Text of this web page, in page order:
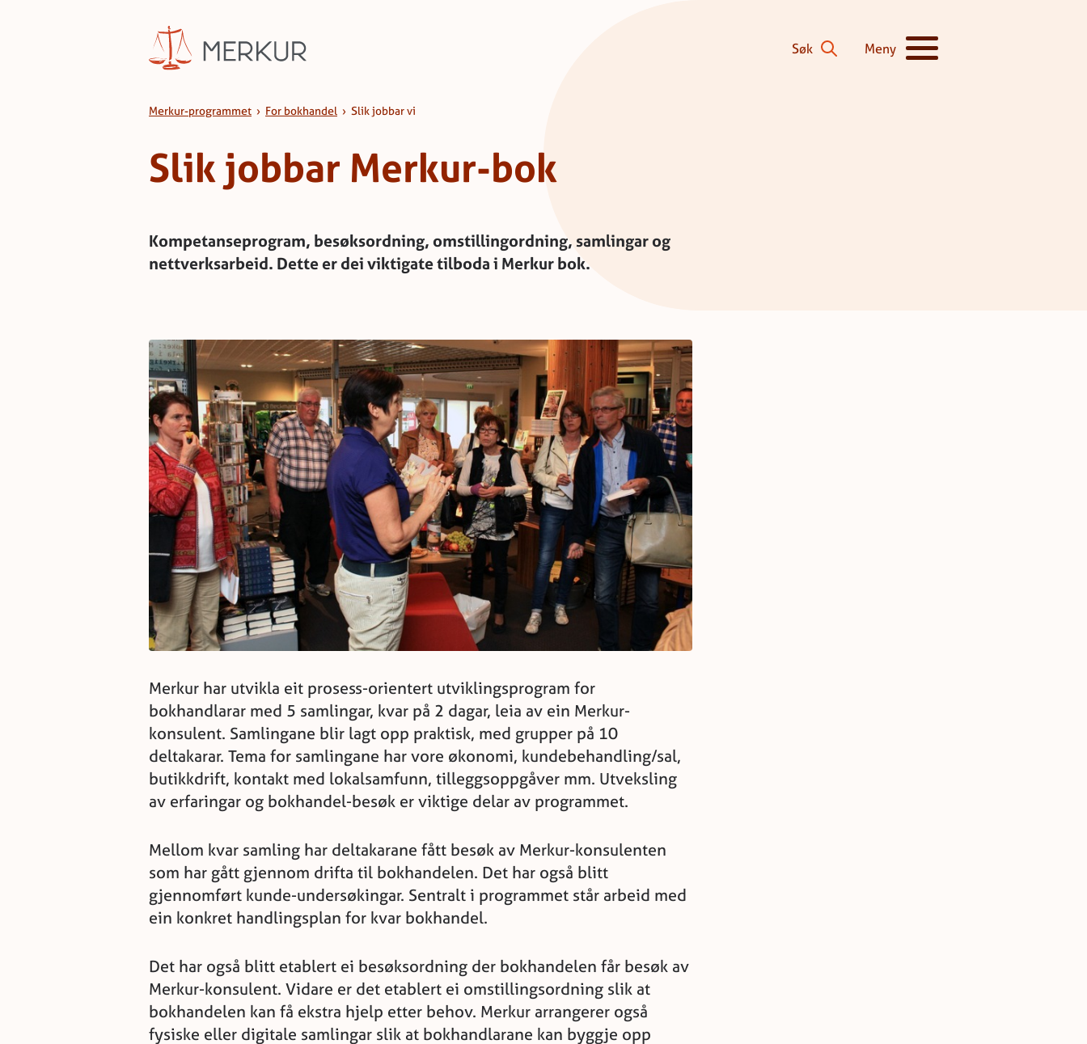
Søk Meny
Vis/skjul hovedmeny
Merkur-programmet › For bokhandel › Slik jobbar vi
Slik jobbar Merkur-bok
Kompetanseprogram, besøksordning, omstillingordning, samlingar og
nettverksarbeid. Dette er dei viktigate tilboda i Merkur bok.
Merkur har utvikla eit prosess-orientert utviklingsprogram for
bokhandlarar med 5 samlingar, kvar på 2 dagar, leia av ein Merkur-
konsulent. Samlingane blir lagt opp praktisk, med grupper på 10
deltakarar. Tema for samlingane har vore økonomi, kundebehandling/sal,
butikkdrift, kontakt med lokalsamfunn, tilleggsoppgåver mm. Utveksling
av erfaringar og bokhandel-besøk er viktige delar av programmet.
Mellom kvar samling har deltakarane fått besøk av Merkur-konsulenten
som har gått gjennom drifta til bokhandelen. Det har også blitt
gjennomført kunde-undersøkingar. Sentralt i programmet står arbeid med
ein konkret handlingsplan for kvar bokhandel.
Det har også blitt etablert ei besøksordning der bokhandelen får besøk av
Merkur-konsulent. Vidare er det etablert ei omstillingsordning slik at
bokhandelen kan få ekstra hjelp etter behov. Merkur arrangerer også
fysiske eller digitale samlingar slik at bokhandlarane kan byggje opp